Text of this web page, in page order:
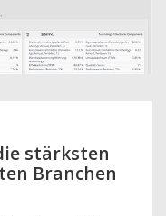
stärksten
Branchen